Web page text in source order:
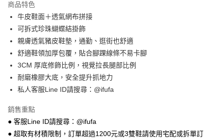
悠遊付
Google Pay
全盈+PAY
AFTEE先享後付
相關說明
【關於「AFTEE先享後付」】
AFTEE先享後付是「在收到商品之後才付款」的支付方式。 讓您購物簡單
１．簡單：不需註冊會員、不需綁卡、不需儲值。
２．便利：只要手機號碼，簡訊認證，即可結帳。
３．安心：先確認商品／服務後，再付款。
ATM付款
運送方式
全家 取貨付款
商品特色
牛皮鞋面＋透氣網布拼接
可拆式珍珠蝴蝶結掛飾
親膚透氣豬皮鞋墊，通勤、逛街也舒適
舒適鞋領加厚包覆，貼合腳踝線條不易卡腳
3CM 厚底修飾比例，視覺拉長腿部比例
耐磨橡膠大底，安全提升抓地力
私人客服Line ID請搜尋：@ifufa
銷售重點
● 客服Line ID請搜尋：@ifufa
● 超取有材積限制，訂單超過1200元或3雙鞋請使用宅配或拆單訂